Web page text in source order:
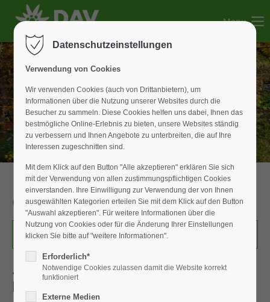
Der Eintrag "offcanvas-col2" existiert leider nicht.
Der Eintrag "offcanvas-col3" existiert leider nicht.
Der Eintrag "offcanvas-col4" existiert leider nicht.
Menu
Gebrauchsanleitung
Leitfaden_huette.pdf(1,0 MiB)
... ja wir wissen, dass ihr euch alle
bestens auskennt.
Datenschutzeinstellungen
Verwendung von Cookies
Wir verwenden Cookies (auch von Drittanbietern), um
Informationen über die Nutzung unserer Websites durch die
Besucher zu sammeln. Diese Cookies helfen uns dabei, Ihnen das
bestmögliche Online-Erlebnis zu bieten, unsere Websites ständig
zu verbessern und Ihnen Angebote zu unterbreiten, die auf Ihre
Interessen zugeschnitten sind.
Mit dem Klick auf den Button "Alle akzeptieren" erklären Sie sich
mit der Verwendung von allen zustimmungspflichtigen Cookies
einverstanden. Ihre Einwilligung zur Verwendung der von Ihnen
ausgewählten Kategorien erteilen Sie mit dem Klick auf den Button
"Auswahl akzeptieren". Für weitere Informationen über die
Nutzung von Cookies oder für die Änderung Ihrer Einstellungen
klicken Sie bitte auf "weitere Informationen".
Erforderlich*
Notwendige Cookies zulassen damit die Website korrekt
funktioniert
Externe Medien